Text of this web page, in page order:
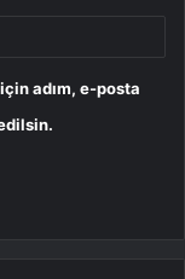
adım, e-posta